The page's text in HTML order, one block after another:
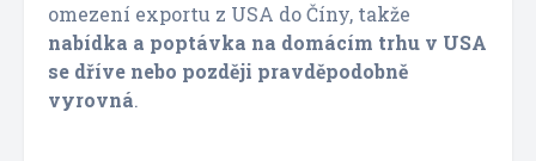
omezení exportu z USA do Číny, takže
nabídka a poptávka na domácím trhu v USA
se dříve nebo později pravděpodobně
vyrovná.